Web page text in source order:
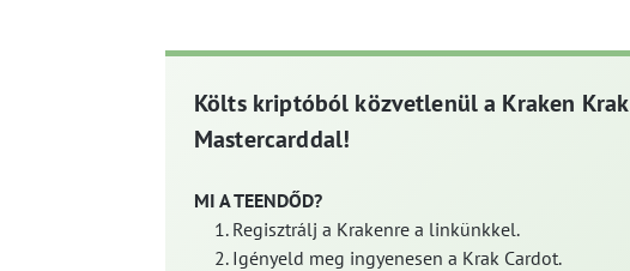
Költs kriptóból közvetlenül a Kraken Krak
Mastercarddal!
MI A TEENDŐD?
Regisztrálj a Krakenre a linkünkkel.
Igényeld meg ingyenesen a Krak Cardot.